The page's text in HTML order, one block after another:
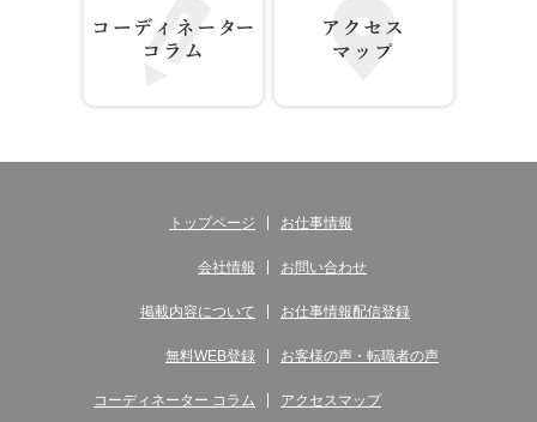
トップページ お仕事情報
会社情報 お問い合わせ
掲載内容について お仕事情報配信登録
無料WEB登録 お客様の声・転職者の声
コーディネーター コラム アクセスマップ